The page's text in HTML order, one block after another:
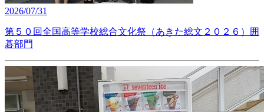
2026/07/31
第５０回全国高等学校総合文化祭（あきた総文２０２６）囲
碁部門